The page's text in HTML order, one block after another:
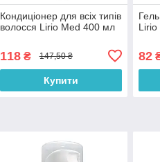
Кондиціонер для всіх типів
волосся Lirio Med 400 мл
118₴ 147,50 ₴
Купити
Гель
82